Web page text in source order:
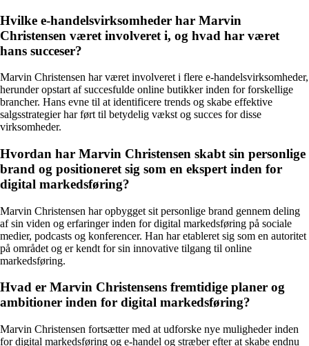
Hvilke e-handelsvirksomheder har Marvin
Christensen været involveret i, og hvad har været
hans succeser?
Marvin Christensen har været involveret i flere e-handelsvirksomheder,
herunder opstart af succesfulde online butikker inden for forskellige
brancher. Hans evne til at identificere trends og skabe effektive
salgsstrategier har ført til betydelig vækst og succes for disse
virksomheder.
Hvordan har Marvin Christensen skabt sin personlige
brand og positioneret sig som en ekspert inden for
digital markedsføring?
Marvin Christensen har opbygget sit personlige brand gennem deling
af sin viden og erfaringer inden for digital markedsføring på sociale
medier, podcasts og konferencer. Han har etableret sig som en autoritet
på området og er kendt for sin innovative tilgang til online
markedsføring.
Hvad er Marvin Christensens fremtidige planer og
ambitioner inden for digital markedsføring?
Marvin Christensen fortsætter med at udforske nye muligheder inden
for digital markedsføring og e-handel og stræber efter at skabe endnu